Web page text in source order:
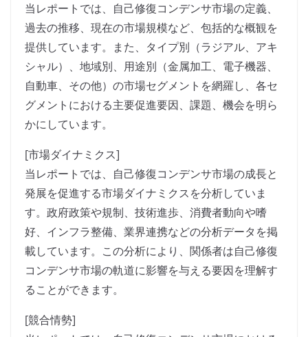
当レポートでは、自己修復コンデンサ市場の定義、
過去の推移、現在の市場規模など、包括的な概観を
提供しています。また、タイプ別（ラジアル、アキ
シャル）、地域別、用途別（金属加工、電子機器、
自動車、その他）の市場セグメントを網羅し、各セ
グメントにおける主要促進要因、課題、機会を明ら
かにしています。
[市場ダイナミクス]
当レポートでは、自己修復コンデンサ市場の成長と
発展を促進する市場ダイナミクスを分析していま
す。政府政策や規制、技術進歩、消費者動向や嗜
好、インフラ整備、業界連携などの分析データを掲
載しています。この分析により、関係者は自己修復
コンデンサ市場の軌道に影響を与える要因を理解す
ることができます。
[競合情勢]